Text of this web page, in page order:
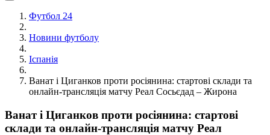
Футбол 24
Новини футболу
Іспанія
Ванат і Циганков проти росіянина: стартові склади та
онлайн-трансляція матчу Реал Сосьєдад – Жирона
Ванат і Циганков проти росіянина: стартові
склади та онлайн-трансляція матчу Реал